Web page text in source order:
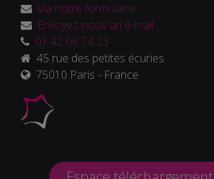
Via notre formulaire
Envoyez-nous un e-mail
01 42 06 74 23
45 rue des petites écuries
75010 Paris - France